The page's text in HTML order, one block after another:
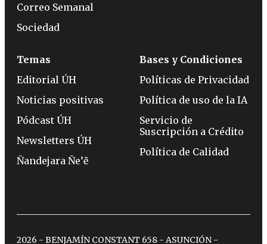
Correo Semanal
Sociedad
Temas
Editorial ÚH
Noticias positivas
Pódcast ÚH
Newsletters ÚH
Ñandejara Ñe’ẽ
Bases y Condiciones
Políticas de Privacidad
Política de uso de la IA
Servicio de
Suscripción a Crédito
Política de Calidad
2026 - BENJAMÍN CONSTANT 658 - ASUNCIÓN -